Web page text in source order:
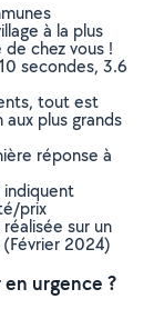
à la plus
chez vous !
secondes, 3.6
tout est
plus grands
réponse à
indiquent
prix
sur un
2024)
urgence ?